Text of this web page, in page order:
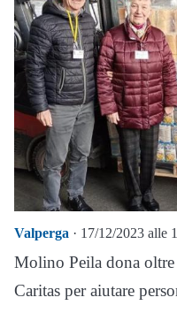
Valperga · 17/12/2023 alle
Molino Peila dona
Caritas per aiutare